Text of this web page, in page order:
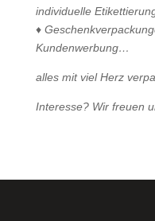
individuelle
♦
Kundenwerbung…
alles mit viel Herz
Interesse? Wir freuen